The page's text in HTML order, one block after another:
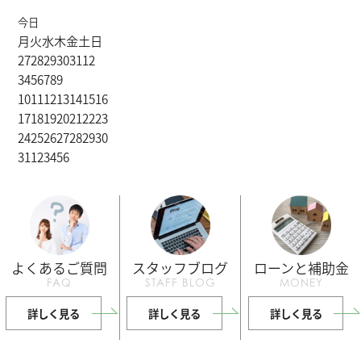
今日
月火水木金土日
272829303112
3456789
10111213141516
17181920212223
24252627282930
31123456
よくあるご質問
FAQ
詳しく見る
スタッフブログ
STAFF BLOG
詳しく見る
ローンと補助金
MONEY
詳しく見る